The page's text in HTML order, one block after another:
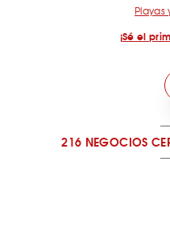
Playas
¡Sé el
216 NEGOCIOS